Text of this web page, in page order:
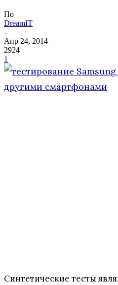
По
DreamIT
-
Апр 24, 2014
2924
1
Синтетические тесты